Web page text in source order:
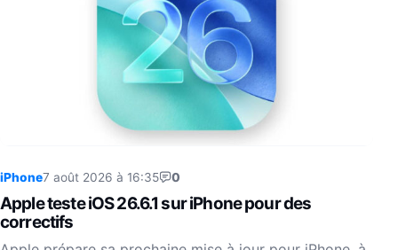
iPhone7 août 2026 à 16:35 0
Apple teste iOS 26.6.1 sur iPhone pour des
correctifs